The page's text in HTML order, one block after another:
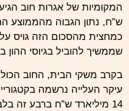
ש”ח, נתון הגבוה מהממוצע
כמחצית מהסכום הזה גויס על
שממשיך להוביל בגיוסי ההון
עיקר העלייה נרשמה
14 מיליארד ש”ח ברבע